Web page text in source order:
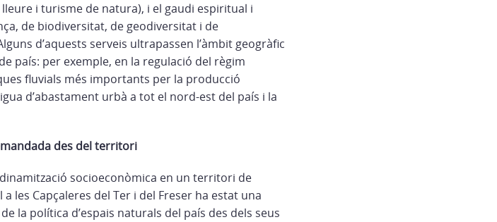
i turisme de natura), i el gaudi espiritual i
de biodiversitat, de geodiversitat i de
d’aquests serveis ultrapassen l’àmbit geogràfic
país: per exemple, en la regulació del règim
fluvials més importants per la producció
d’abastament urbà a tot el nord-est del país i la
des del territori
socioeconòmica en un territori de
les Capçaleres del Ter i del Freser ha estat una
la política d’espais naturals del país des dels seus